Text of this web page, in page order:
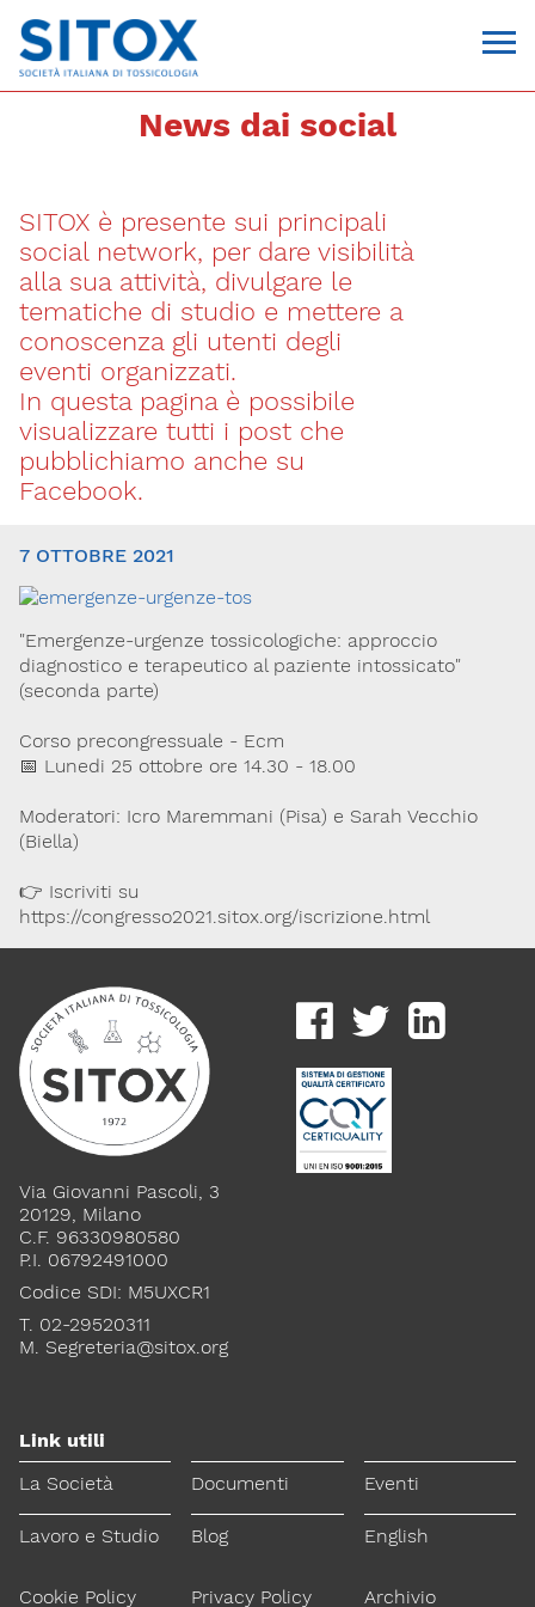
Via Giovanni Pascoli, 3
20129, Milano
C.F. 96330980580
P.I. 06792491000
T. 02-29520311
segreteria@sitox.org
News dai social
SITOX è presente sui principali
social network, per dare visibilità
alla sua attività, divulgare le
tematiche di studio e mettere a
conoscenza gli utenti degli
eventi organizzati.
In questa pagina è possibile
visualizzare tutti i post che
pubblichiamo anche su
Facebook.
7 OTTOBRE 2021
"Emergenze-urgenze tossicologiche: approccio
diagnostico e terapeutico al paziente intossicato"
(seconda parte)
Corso precongressuale - Ecm
📅 Lunedi 25 ottobre ore 14.30 - 18.00
Moderatori: Icro Maremmani (Pisa) e Sarah Vecchio
(Biella)
👉 Iscriviti su
https://congresso2021.sitox.org/iscrizione.html
Via Giovanni Pascoli, 3
20129, Milano
C.F. 96330980580
P.I. 06792491000
Codice SDI: M5UXCR1
T. 02-29520311
M. Segreteria@sitox.org
Link utili
La Società
Documenti Eventi
Lavoro e Studio Blog English
Cookie Policy Privacy Policy Archivio
Via Giovanni Pascoli, 3
C.F. 96330980580
P.I. 06792491000
T. 02-29520311
M.Segreteria@sitox.org
Link utili
La Società
Documenti
Lavoro e Studio Blog English
Privacy Policy Archivio
Disclaimer
informativo. La Società Italiana di Tossicologia (SITOX) non
accetta alcuna responsabilità riguardo a possibili errori,
dimenticanze o cattive interpretazioni presenti in queste pagine
o in quelle cui si fa riferimento.
approfondimenti
Dona il 5 per 1000 a SITOX SCOPRI DI PIU